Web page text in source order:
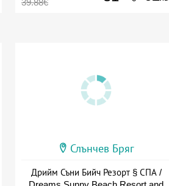
Слънчев Бряг
Дрийм Съни Бийч Резорт § СПА /